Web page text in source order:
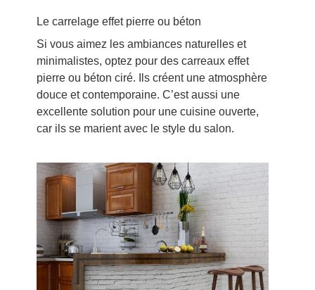
Le carrelage effet pierre ou béton
Si vous aimez les ambiances naturelles et
minimalistes, optez pour des carreaux effet
pierre ou béton ciré. Ils créent une atmosphère
douce et contemporaine. C’est aussi une
excellente solution pour une cuisine ouverte,
car ils se marient avec le style du salon.